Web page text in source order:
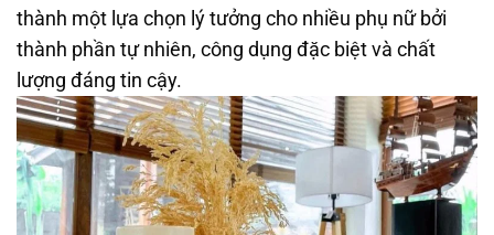
thành một lựa chọn lý tưởng cho nhiều phụ nữ bởi
thành phần tự nhiên, công dụng đặc biệt và chất
lượng đáng tin cậy.